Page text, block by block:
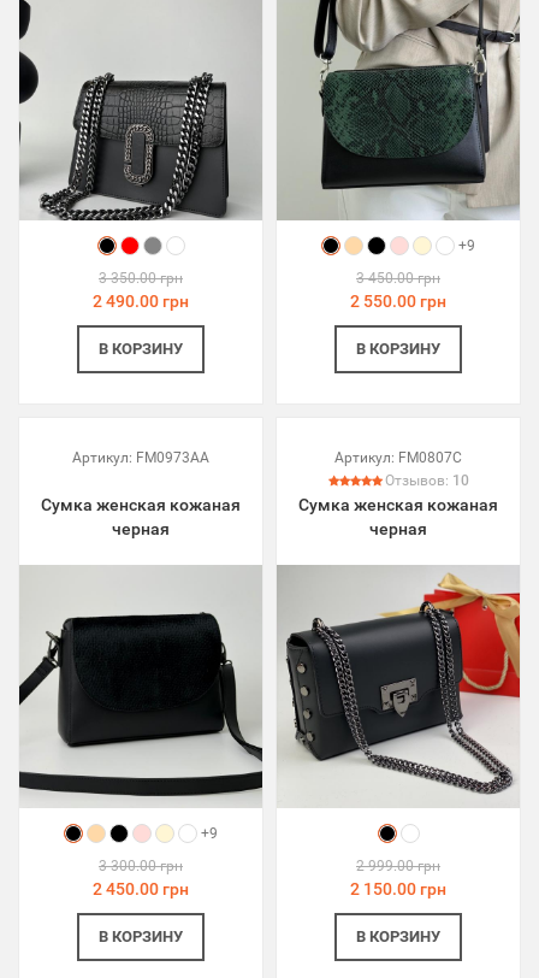
3 350.00 грн
2 490.00 грн
В КОРЗИНУ
+9
3 450.00 грн
2 550.00 грн
В КОРЗИНУ
Артикул: FM0973AA
Сумка женская кожаная
черная
+9
3 300.00 грн
2 450.00 грн
В КОРЗИНУ
Артикул: FM0807C
Отзывов: 10
Сумка женская кожаная
черная
2 999.00 грн
2 150.00 грн
В КОРЗИНУ